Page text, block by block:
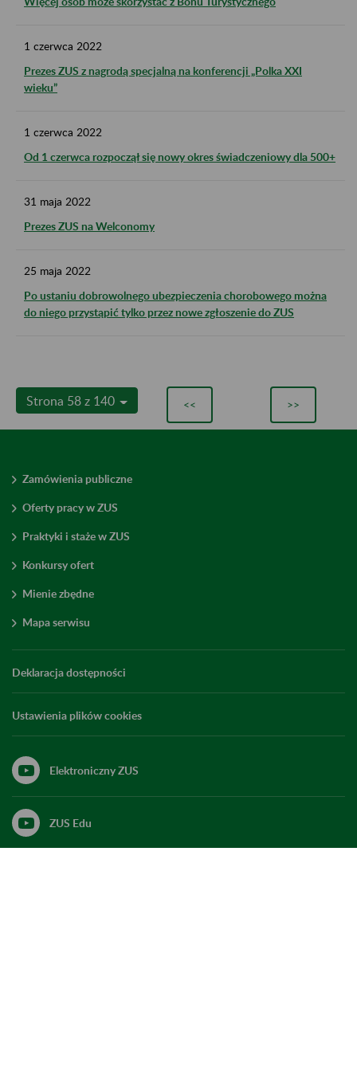
1 czerwca 2022
Prezes ZUS z nagrodą specjalną na konferencji „Polka XXI
wieku”
1 czerwca 2022
Od 1 czerwca rozpoczął się nowy okres świadczeniowy dla 500+
31 maja 2022
Prezes ZUS na Welconomy
25 maja 2022
Po ustaniu dobrowolnego ubezpieczenia chorobowego można
do niego przystąpić tylko przez nowe zgłoszenie do ZUS
Strona 58 z 140 << >>
Zamówienia publiczne
Oferty pracy w ZUS
Praktyki i staże w ZUS
Konkursy ofert
Mienie zbędne
Mapa serwisu
Deklaracja dostępności
Ustawienia plików cookies
Elektroniczny ZUS
ZUS Edu